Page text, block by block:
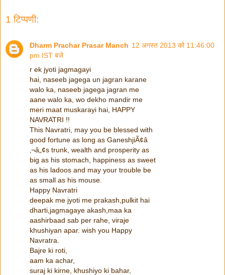
1 टिप्पणी:
Dharm Prachar Prasar Manch 12 अगस्त 2013 को 11:46:00
pm IST बजे
r ek jyoti jagmagayi
hai, naseeb jagega un jagran karane
walo ka, naseeb jagega jagran me
aane walo ka, wo dekho mandir me
meri maat muskarayi hai, HAPPY
NAVRATRI !!
This Navratri, may you be blessed with
good fortune as long as GaneshjiÃ¢â
‚¬â„¢s trunk, wealth and prosperity as
big as his stomach, happiness as sweet
as his ladoos and may your trouble be
as small as his mouse.
Happy Navratri
deepak me jyoti me prakash,pulkit hai
dharti,jagmagaye akash,maa ka
aashirbaad sab per rahe, viraje
khushiyan apar. wish you Happy
Navratra.
Bajre ki roti,
aam ka achar,
suraj ki kirne, khushiyo ki bahar,